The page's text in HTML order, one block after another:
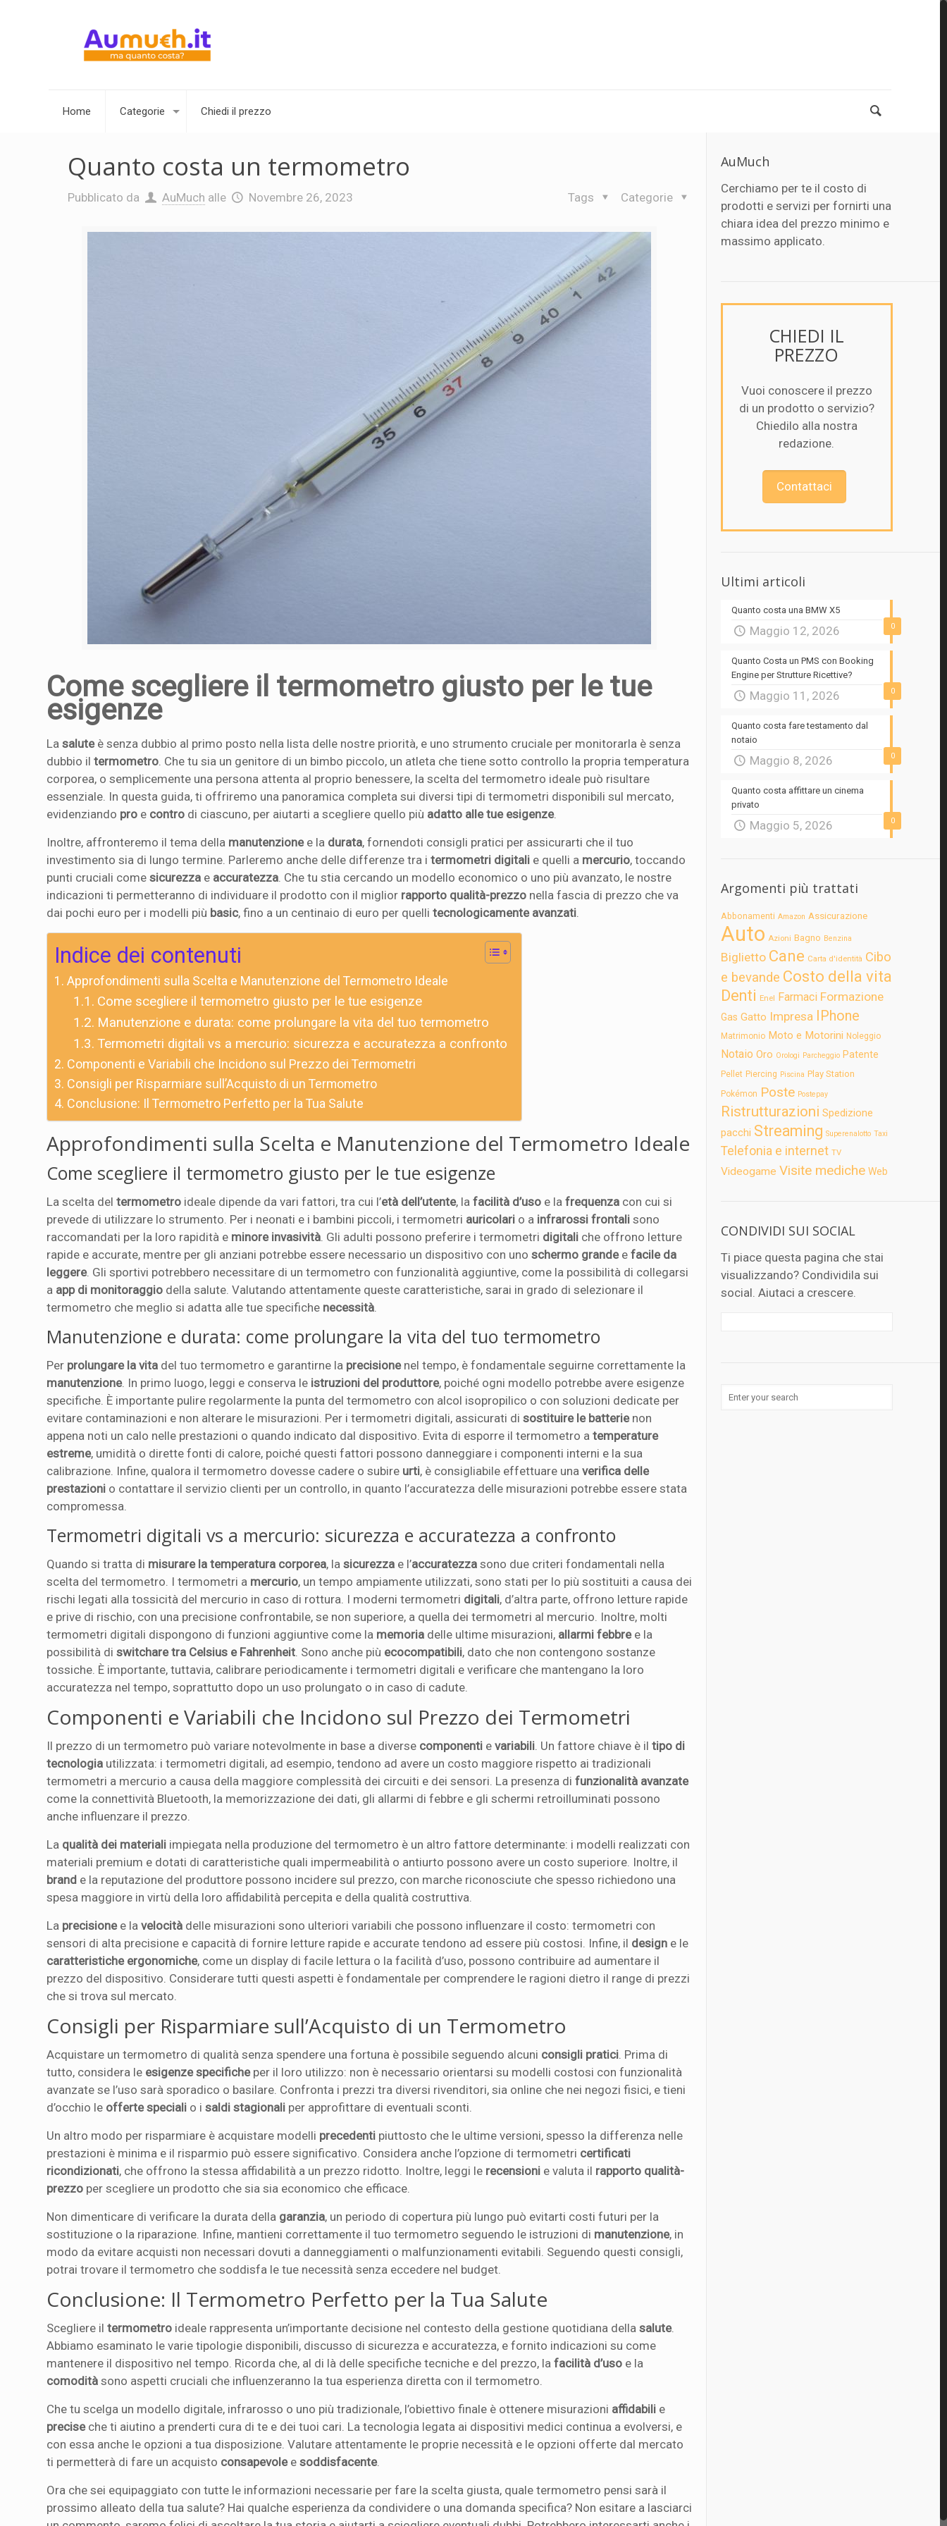
Home Categorie Chiedi il prezzo
Quanto costa un termometro
Pubblicato da AuMuch alle Novembre 26, 2023 Categorie
Tags
Come scegliere il termometro giusto per le tue
esigenze
Lasaluteè senza dubbio al primo posto nella lista delle nostre priorità, e uno strumento cruciale per monitorarla è senza
dubbio iltermometro. Che tu sia un genitore di un bimbo piccolo, un atleta che tiene sotto controllo la propria temperatura
corporea, o semplicemente una persona attenta al proprio benessere, la scelta del termometro ideale può risultare
essenziale. In questa guida, ti offriremo una panoramica completa sui diversi tipi di termometri disponibili sul mercato,
evidenziando pro e contro di ciascuno, per aiutarti a scegliere quello più adatto alle tue esigenze.
Inoltre, affronteremo il tema della manutenzionee la durata, fornendoti consigli pratici per assicurarti che il tuo
investimento sia di lungo termine. Parleremo anche delle differenze tra itermometri digitali e quelli a mercurio, toccando
punti cruciali comesicurezza e accuratezza. Che tu stia cercando un modello economico o uno più avanzato, le nostre
indicazioni ti permetteranno di individuare il prodotto con il miglior rapporto qualità-prezzo nella fascia di prezzo che va
dai pochi euro per i modelli più basic, fino a un centinaio di euro per quellitecnologicamente avanzati.
Indice dei contenuti
Approfondimenti sulla Scelta e Manutenzione del Termometro Ideale
Come scegliere il termometro giusto per le tue esigenze
Manutenzione e durata: come prolungare la vita del tuo termometro
Termometri digitali vs a mercurio: sicurezza e accuratezza a confronto
Componenti e Variabili che Incidono sul Prezzo dei Termometri
Consigli per Risparmiare sull’Acquisto di un Termometro
Conclusione: Il Termometro Perfetto per la Tua Salute
Approfondimenti sulla Scelta e Manutenzione del Termometro Ideale
Come scegliere il termometro giusto per le tue esigenze
La scelta deltermometro ideale dipende da vari fattori, tra cui l’età dell’utente, lafacilità d’uso e lafrequenza con cui si
prevede di utilizzare lo strumento. Per i neonati e i bambini piccoli, i termometri auricolari o a infrarossi frontali sono
raccomandati per la loro rapidità e minore invasività. Gli adulti possono preferire i termometri digitali che offrono letture
rapide e accurate, mentre per gli anziani potrebbe essere necessario un dispositivo con unoschermo grandeefacile da
leggere. Gli sportivi potrebbero necessitare di un termometro con funzionalità aggiuntive, come la possibilità di collegarsi
a app di monitoraggio della salute. Valutando attentamente queste caratteristiche, sarai in grado di selezionare il
termometro che meglio si adatta alle tue specifiche necessità.
Manutenzione e durata: come prolungare la vita del tuo termometro
Per prolungare la vita del tuo termometro e garantirne la precisionenel tempo, è fondamentale seguirne correttamente la
manutenzione. In primo luogo, leggi e conserva le istruzioni del produttore, poiché ogni modello potrebbe avere esigenze
specifiche. È importante pulire regolarmente la punta del termometro con alcol isopropilico o con soluzioni dedicate per
evitare contaminazioni e non alterare le misurazioni. Per i termometri digitali, assicurati disostituire le batterienon
appena noti un calo nelle prestazioni o quando indicato dal dispositivo. Evita di esporre il termometro atemperature
estreme, umidità o dirette fonti di calore, poiché questi fattori possono danneggiare i componenti interni e la sua
calibrazione. Infine, qualora il termometro dovesse cadere o subire urti, è consigliabile effettuare unaverifica delle
prestazioni o contattare il servizio clienti per un controllo, in quanto l’accuratezza delle misurazioni potrebbe essere stata
compromessa.
Termometri digitali vs a mercurio: sicurezza e accuratezza a confronto
Quando si tratta di misurare la temperatura corporea, lasicurezza e l’accuratezza sono due criteri fondamentali nella
scelta del termometro. I termometri a mercurio, un tempo ampiamente utilizzati, sono stati per lo più sostituiti a causa dei
rischi legati alla tossicità del mercurio in caso di rottura. I moderni termometri digitali, d’altra parte, offrono letture rapide
e prive di rischio, con una precisione confrontabile, se non superiore, a quella dei termometri al mercurio. Inoltre, molti
termometri digitali dispongono di funzioni aggiuntive come la memoria delle ultime misurazioni, allarmi febbree la
possibilità diswitchare tra Celsius e Fahrenheit. Sono anche più ecocompatibili, dato che non contengono sostanze
tossiche. È importante, tuttavia, calibrare periodicamente i termometri digitali e verificare che mantengano la loro
accuratezza nel tempo, soprattutto dopo un uso prolungato o in caso di cadute.
Componenti e Variabili che Incidono sul Prezzo dei Termometri
Il prezzo di un termometro può variare notevolmente in base a diverse componenti evariabili. Un fattore chiave è iltipo di
tecnologia utilizzata: i termometri digitali, ad esempio, tendono ad avere un costo maggiore rispetto ai tradizionali
termometri a mercurio a causa della maggiore complessità dei circuiti e dei sensori. La presenza difunzionalità avanzate
come la connettività Bluetooth, la memorizzazione dei dati, gli allarmi di febbre e gli schermi retroilluminati possono
anche influenzare il prezzo.
La qualità dei materiali impiegata nella produzione del termometro è un altro fattore determinante: i modelli realizzati con
materiali premium e dotati di caratteristiche quali impermeabilità o antiurto possono avere un costo superiore. Inoltre, il
brand e la reputazione del produttore possono incidere sul prezzo, con marche riconosciute che spesso richiedono una
spesa maggiore in virtù della loro affidabilità percepita e della qualità costruttiva.
La precisionee lavelocità delle misurazioni sono ulteriori variabili che possono influenzare il costo: termometri con
sensori di alta precisione e capacità di fornire letture rapide e accurate tendono ad essere più costosi. Infine, il design e le
caratteristiche ergonomiche, come un display di facile lettura o la facilità d’uso, possono contribuire ad aumentare il
prezzo del dispositivo. Considerare tutti questi aspetti è fondamentale per comprendere le ragioni dietro il range di prezzi
che si trova sul mercato.
Consigli per Risparmiare sull’Acquisto di un Termometro
Acquistare un termometro di qualità senza spendere una fortuna è possibile seguendo alcuni consigli pratici. Prima di
tutto, considera le esigenze specificheper il loro utilizzo: non è necessario orientarsi su modelli costosi con funzionalità
avanzate se l’uso sarà sporadico o basilare. Confronta i prezzi tra diversi rivenditori, sia online che nei negozi fisici, e tieni
d’occhio le offerte speciali o isaldi stagionali per approfittare di eventuali sconti.
Un altro modo per risparmiare è acquistare modelli precedenti piuttosto che le ultime versioni, spesso la differenza nelle
prestazioni è minima e il risparmio può essere significativo. Considera anche l’opzione di termometri certificati
ricondizionati, che offrono la stessa affidabilità a un prezzo ridotto. Inoltre, leggi le recensioni e valuta il rapporto qualità-
prezzo per scegliere un prodotto che sia sia economico che efficace.
Non dimenticare di verificare la durata della garanzia, un periodo di copertura più lungo può evitarti costi futuri per la
sostituzione o la riparazione. Infine, mantieni correttamente il tuo termometro seguendo le istruzioni di manutenzione, in
modo da evitare acquisti non necessari dovuti a danneggiamenti o malfunzionamenti evitabili. Seguendo questi consigli,
potrai trovare il termometro che soddisfa le tue necessità senza eccedere nel budget.
Conclusione: Il Termometro Perfetto per la Tua Salute
Scegliere iltermometro ideale rappresenta un’importante decisione nel contesto della gestione quotidiana dellasalute.
Abbiamo esaminato le varie tipologie disponibili, discusso di sicurezza e accuratezza, e fornito indicazioni su come
mantenere il dispositivo nel tempo. Ricorda che, al di là delle specifiche tecniche e del prezzo, lafacilità d’uso e la
comodità sono aspetti cruciali che influenzeranno la tua esperienza diretta con il termometro.
Che tu scelga un modello digitale, infrarosso o uno più tradizionale, l’obiettivo finale è ottenere misurazioni affidabili e
preciseche ti aiutino a prenderti cura di te e dei tuoi cari. La tecnologia legata ai dispositivi medici continua a evolversi, e
con essa anche le opzioni a tua disposizione. Valutare attentamente le proprie necessità e le opzioni offerte dal mercato
ti permetterà di fare un acquisto consapevoleesoddisfacente.
Ora che sei equipaggiato con tutte le informazioni necessarie per fare la scelta giusta, quale termometro pensi sarà il
prossimo alleato della tua salute? Hai qualche esperienza da condividere o una domanda specifica? Non esitare a lasciarci
AuMuch
Cerchiamo per te il costo di
prodotti e servizi per fornirti una
chiara idea del prezzo minimo e
massimo applicato.
CHIEDI IL
PREZZO
Vuoi conoscere il prezzo
di un prodotto o servizio?
Chiedilo alla nostra
redazione.
Contattaci
Ultimi articoli
0
Quanto costa una BMW X5
Maggio 12, 2026
0
Quanto Costa un PMS con Booking
Engine per Strutture Ricettive?
Maggio 11, 2026
0
Quanto costa fare testamento dal
notaio
Maggio 8, 2026
0
Quanto costa affittare un cinema
privato
Maggio 5, 2026
Argomenti più trattati
Abbonamenti Amazon Assicurazione
Auto Azioni Bagno Benzina
Biglietto Cane Carta d'identità Cibo
e bevande Costo della vita
Denti Enel Farmaci Formazione
Gas Gatto Impresa IPhone
Matrimonio Moto e Motorini Noleggio
Notaio Oro Orologi Parcheggio Patente
Pellet Piercing Piscina Play Station
Pokémon Poste Postepay
Ristrutturazioni Spedizione
pacchi Streaming Superenalotto Taxi
Telefonia e internet TV
Videogame Visite mediche Web
CONDIVIDI SUI SOCIAL
Ti piace questa pagina che stai
visualizzando? Condividila sui
social. Aiutaci a crescere.